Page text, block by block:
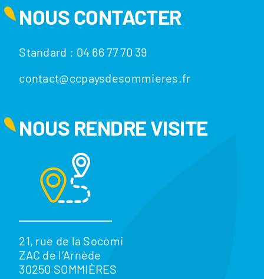
NOUS CONTACTER
Standard : 04 66 77 70 39
contact@ccpaysdesommieres.fr
NOUS RENDRE VISITE
21, rue de la Socomi
ZAC de l’Arnède
30250 SOMMIÈRES